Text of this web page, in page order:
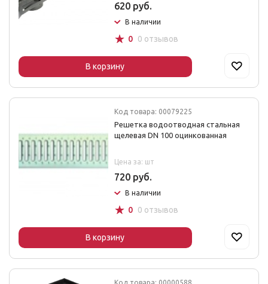
620 руб.
В наличии
☆ 0 0 отзывов
В корзину
Код товара: 00079225
Решетка водоотводная стальная
щелевая DN 100 оцинкованная
Цена за: шт
720 руб.
В наличии
☆ 0 0 отзывов
В корзину